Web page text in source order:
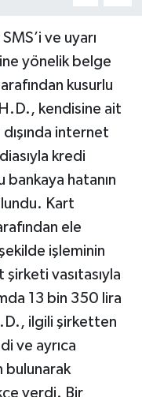
ve uyarı
yönelik belge
kusurlu
kendisine ait
internet
kredi
bankaya hatanın
Kart
ele
işleminin
şirketi vasıtasıyla
13 bin 350 lira
ilgili şirketten
ve ayrıca
bulunarak
verdi. Bir